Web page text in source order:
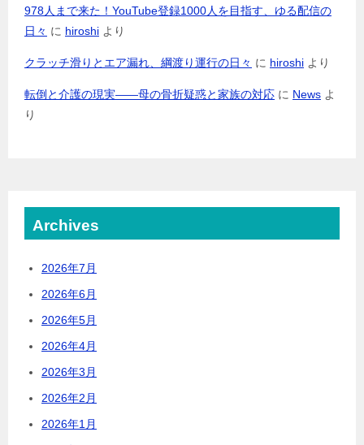
978人まで来た！YouTube登録1000人を目指す、ゆる配信の
日々 に hiroshi より
クラッチ滑りとエア漏れ、綱渡り運行の日々 に hiroshi より
転倒と介護の現実――母の骨折疑惑と家族の対応 に News よ
り
Archives
2026年7月
2026年6月
2026年5月
2026年4月
2026年3月
2026年2月
2026年1月